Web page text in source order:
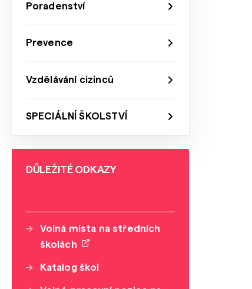
Poradenství
Prevence
Vzdělávání cizinců
SPECIÁLNÍ ŠKOLSTVÍ
DŮLEŽITÉ ODKAZY
Volná místa na středních
školách
Katalog škol